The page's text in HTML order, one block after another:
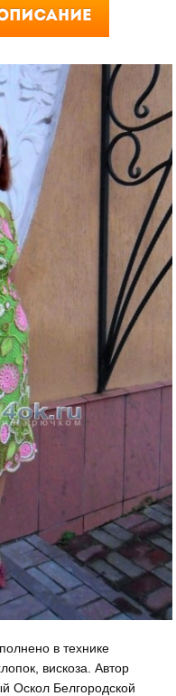
в технике
вискоза. Автор
Оскол Белгородской